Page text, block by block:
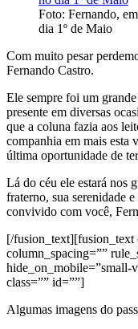
Foto: Fernando,
dia 1º de Maio
Com muito pesar
Fernando Castro.
Ele sempre foi um
presente em diversas
que a coluna fazia aos
companhia em mais esta
última oportunidade de
Lá do céu ele estará nos
fraterno, sua serenidade
convivido com você,
[/fusion_text][fusion_text
column_spacing=””
class=”” id=””]
Algumas imagens do